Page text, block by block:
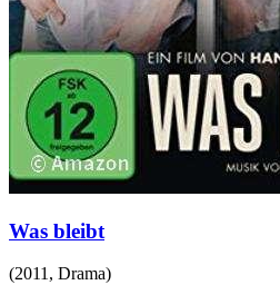
Was bleibt
(2011 , Drama)